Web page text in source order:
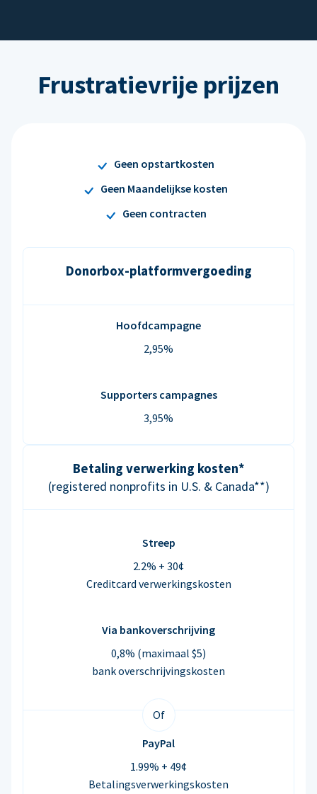
Frustratievrije prijzen
Geen opstartkosten
Geen Maandelijkse kosten
Geen contracten
Donorbox-platformvergoeding
Hoofdcampagne
2,95%
Supporters campagnes
3,95%
Betaling verwerking kosten*
(registered nonprofits in U.S. & Canada**)
Streep
2.2% + 30¢
Creditcard verwerkingskosten
Via bankoverschrijving
0,8% (maximaal $5)
bank overschrijvingskosten
Of
PayPal
1.99% + 49¢
Betalingsverwerkingskosten